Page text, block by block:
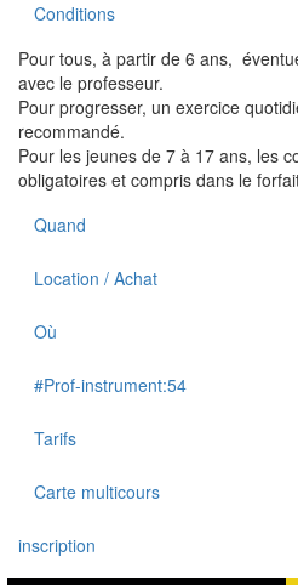
Conditions
Pour tous, à partir de 6 ans,
avec le professeur.
Pour progresser, un exercice
recommandé.
Pour les jeunes de 7 à 17 ans, les
obligatoires et compris dans le
Quand
Location / Achat
Où
#Prof-instrument:54
Tarifs
Carte multicours
inscription